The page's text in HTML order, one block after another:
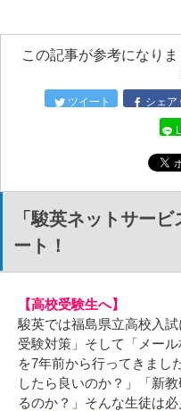
この記事が参考になり
ツイート シェア
「駿英ネットサー
ート！
【高校受験生へ】
駿英では福島県立高校入
受験対策」そして「メー
を7年前から行ってきまし
したら良いのか？」「新
るのか？」そんな生徒は